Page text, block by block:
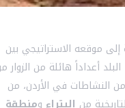
إلى موقعه الاستراتيجي بين
أعداداً هائلة من الزوار
من النشاطات في الأردن، من
من البتراء ومنطقة